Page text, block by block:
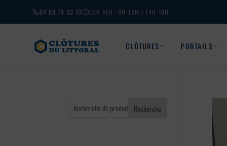
04 93 74 33 76 LUN-VEN · 8H-12H / 14H-18H
CLÔTURES PORTAILS
Recherche